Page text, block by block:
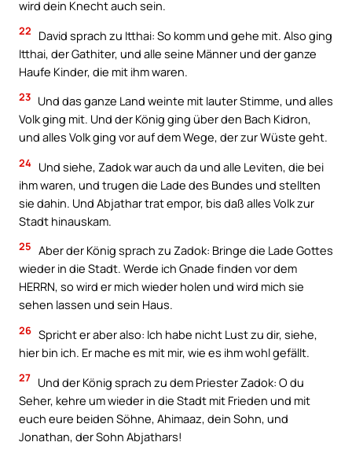
wird dein Knecht auch sein.
22
David sprach zu Itthai: So komm und gehe mit. Also ging
Itthai, der Gathiter, und alle seine Männer und der ganze
Haufe Kinder, die mit ihm waren.
23 Und das ganze Land weinte mit lauter Stimme, und alles
Volk ging mit. Und der König ging über den Bach Kidron,
und alles Volk ging vor auf dem Wege, der zur Wüste geht.
24 Und siehe, Zadok war auch da und alle Leviten, die bei
ihm waren, und trugen die Lade des Bundes und stellten
sie dahin. Und Abjathar trat empor, bis daß alles Volk zur
Stadt hinauskam.
25 Aber der König sprach zu Zadok: Bringe die Lade Gottes
wieder in die Stadt. Werde ich Gnade finden vor dem
HERRN, so wird er mich wieder holen und wird mich sie
sehen lassen und sein Haus.
26 Spricht er aber also: Ich habe nicht Lust zu dir, siehe,
hier bin ich. Er mache es mit mir, wie es ihm wohl gefällt.
27 Und der König sprach zu dem Priester Zadok: O du
Seher, kehre um wieder in die Stadt mit Frieden und mit
euch eure beiden Söhne, Ahimaaz, dein Sohn, und
Jonathan, der Sohn Abjathars!